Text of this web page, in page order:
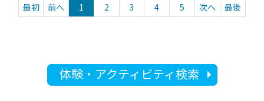
最初 前へ 1 2 3 4 5 次へ 最後
体験・アクティビティ検索